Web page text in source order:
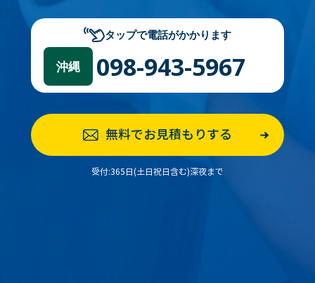
タップで電話がかかります
沖縄 098-943-5967
無料でお見積もりする
受付:365日(土日祝日含む)深夜まで